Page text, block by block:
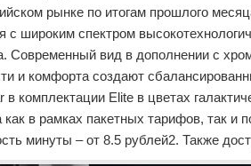
рынке по итогам прошлого
с широким спектром
Современный вид в дополнении с
и комфорта создают
в комплектации Elite в цветах
в рамках пакетных тарифов, так и
минуты – от 8.5 рублей2. Также